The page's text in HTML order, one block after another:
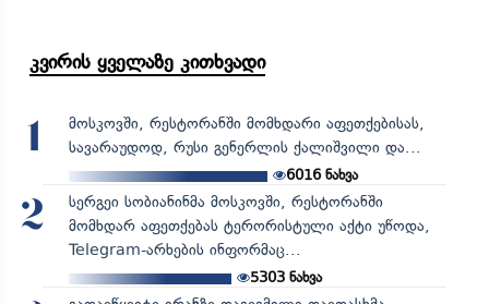
კვირის ყველაზე კითხვადი
1
მოსკოვში, რესტორანში მომხდარი აფეთქებისას,
სავარაუდოდ, რუსი გენერლის ქალიშვილი და...
6016ნახვა
2
სერგეი სობიანინმა მოსკოვში, რესტორანში
მომხდარ აფეთქებას ტერორისტული აქტი უწოდა,
Telegram-არხების ინფორმაც...
5303ნახვა